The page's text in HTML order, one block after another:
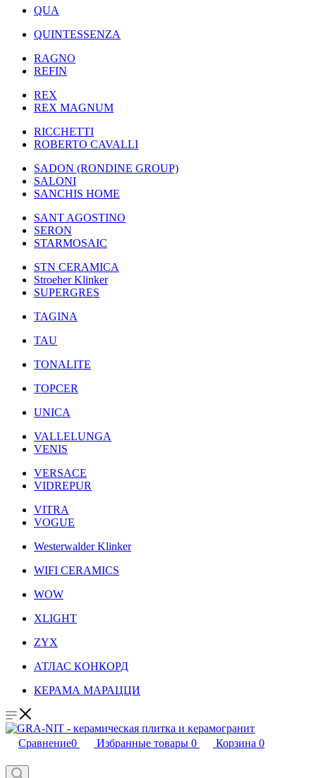
QUA
QUINTESSENZA
RAGNO
REFIN
REX
REX MAGNUM
RICCHETTI
ROBERTO CAVALLI
SADON (RONDINE GROUP)
SALONI
SANCHIS HOME
SANT AGOSTINO
SERON
STARMOSAIC
STN CERAMICA
Stroeher Klinker
SUPERGRES
TAGINA
TAU
TONALITE
TOPCER
UNICA
VALLELUNGA
VENIS
VERSACE
VIDREPUR
VITRA
VOGUE
Westerwalder Klinker
WIFI CERAMICS
WOW
XLIGHT
ZYX
АТЛАС КОНКОРД
КЕРАМА МАРАЦЦИ
Сравнение0 Избранные товары 0 Корзина 0